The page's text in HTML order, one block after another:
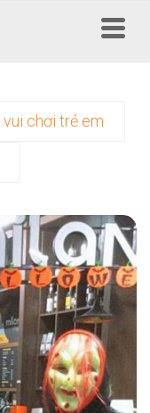
vui chơi trẻ em